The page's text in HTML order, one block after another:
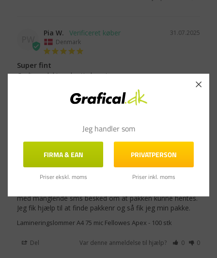
PW
31.07.2025
Pia W.
Denmark
Super fint
Godt produkt og hurtig levering
Lamineringslommer A4 75 mic Fellowes Apex - 100 stk
Denmark
Fin kundeservice
med manglende sms besked om at pakken kunne hentes.
Jeg fik hjælp til at finde pakkenr og så fik jeg min pakke.
Lamineringslommer A4 75 mic Fellowes Apex - 100 stk
Del Var denne anmeldelse til hjælp? 0 0
Jeg handler som
FIRMA & EAN
Priser ekskl. moms
PRIVATPERSON
Priser inkl. moms